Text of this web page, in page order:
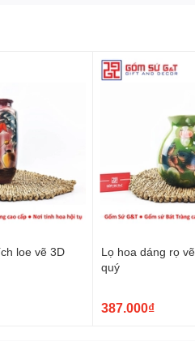
loe vẽ 3D
Lọ hoa dáng rọ
quý
387.000₫